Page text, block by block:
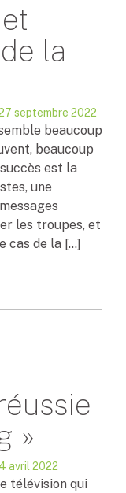
la
septembre 2022
beaucoup
beaucoup
est la
une
les troupes, et
cas de la […]
»
avril 2022
télévision qui